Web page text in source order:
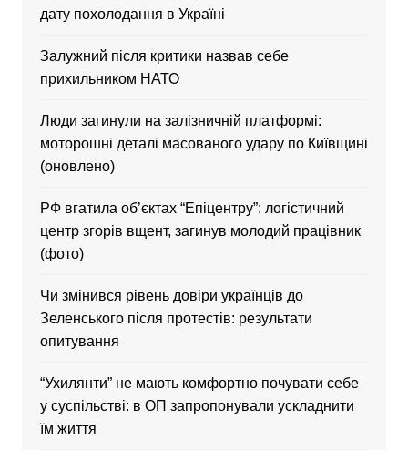
дату похолодання в Україні
Залужний після критики назвав себе
прихильником НАТО
Люди загинули на залізничній платформі:
моторошні деталі масованого удару по Київщині
(оновлено)
РФ вгатила об’єктах “Епіцентру”: логістичний
центр згорів вщент, загинув молодий працівник
(фото)
Чи змінився рівень довіри українців до
Зеленського після протестів: результати
опитування
“Ухилянти” не мають комфортно почувати себе
у суспільстві: в ОП запропонували ускладнити
їм життя